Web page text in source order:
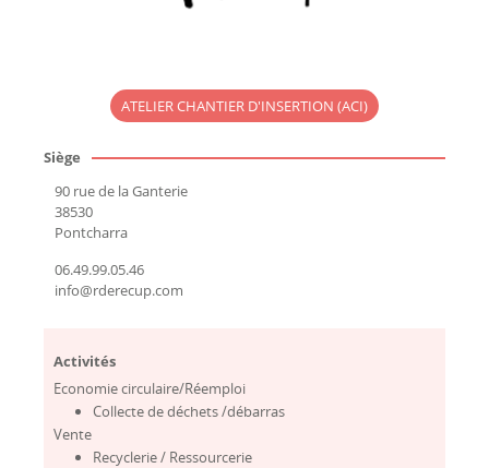
ATELIER CHANTIER D'INSERTION (ACI)
Siège
90 rue de la Ganterie
38530
Pontcharra
06.49.99.05.46
info@rderecup.com
Activités
Economie circulaire/Réemploi
Collecte de déchets /débarras
Vente
Recyclerie / Ressourcerie